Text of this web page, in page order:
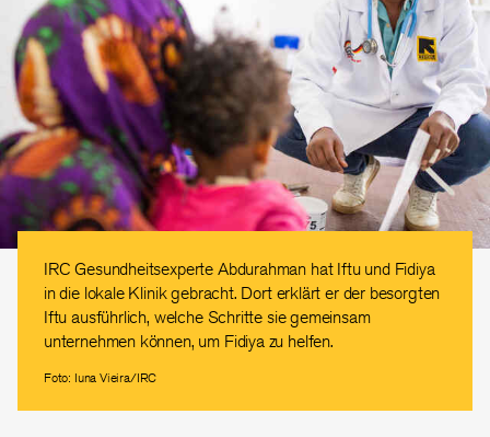
IRC Gesundheitsexperte Abdurahman hat Iftu und Fidiya
in die lokale Klinik gebracht. Dort erklärt er der besorgten
Iftu ausführlich, welche Schritte sie gemeinsam
unternehmen können, um Fidiya zu helfen.
Foto: Iuna Vieira/IRC